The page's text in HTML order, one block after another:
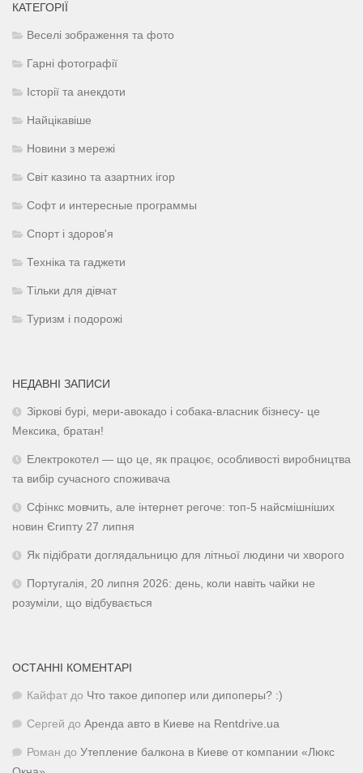
КАТЕГОРІЇ
Веселі зображення та фото
Гарні фотографії
Історії та анекдоти
Найцікавіше
Новини з мережі
Світ казино та азартних ігор
Софт и интересные программы
Спорт і здоров'я
Техніка та гаджети
Тільки для дівчат
Туризм і подорожі
НЕДАВНІ ЗАПИСИ
Зіркові бурі, мери-авокадо і собака-власник бізнесу- це
Мексика, братан!
Електрокотел — що це, як працює, особливості виробництва
та вибір сучасного споживача
Сфінкс мовчить, але інтернет регоче: топ-5 найсмішніших
новин Єгипту 27 липня
Як підібрати доглядальницю для літньої людини чи хворого
Португалія, 20 липня 2026: день, коли навіть чайки не
розуміли, що відбувається
ОСТАННІ КОМЕНТАРІ
Кайфат до Что такое дипопер или дипоперы? :)
Сергей до Аренда авто в Киеве на Rentdrive.ua
Роман до Утепление балкона в Киеве от компании «Люкс